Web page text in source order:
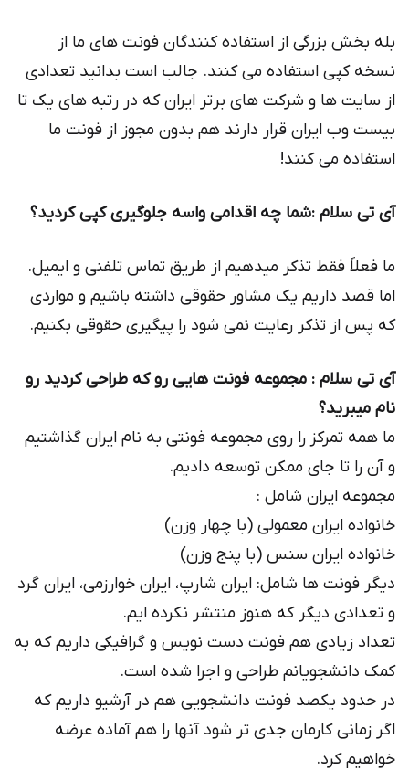
بله بخش بزرگی از استفاده کنندگان فونت های ما از
نسخه کپی استفاده می کنند. جالب است بدانید تعدادی
از سایت ها و شرکت های برتر ایران که در رتبه های یک تا
بیست وب ایران قرار دارند هم بدون مجوز از فونت ما
استفاده می کنند!
آی تی سلام :شما چه اقدامی واسه جلوگیری كپی كردید؟
ما فعلاً فقط تذکر میدهیم از طریق تماس تلفنی و ایمیل.
اما قصد داریم یک مشاور حقوقی داشته باشیم و مواردی
که پس از تذکر رعایت نمی شود را پیگیری حقوقی بکنیم.
آی تی سلام : مجموعه فونت هایی رو كه طراحی كردید رو
نام میبرید؟
ما همه تمرکز را روی مجموعه فونتی به نام ایران گذاشتیم
و آن را تا جای ممکن توسعه دادیم.
مجموعه ایران شامل :
خانواده ایران معمولی (با چهار وزن)
خانواده ایران سنس (با پنج وزن)
دیگر فونت ها شامل: ایران شارپ، ایران خوارزمی، ایران گرد
و تعدادی دیگر که هنوز منتشر نکرده ایم.
تعداد زیادی هم فونت دست نویس و گرافیکی داریم که به
کمک دانشجویانم طراحی و اجرا شده است.
در حدود یکصد فونت دانشجویی هم در آرشیو داریم که
اگر زمانی کارمان جدی تر شود آنها را هم آماده عرضه
خواهیم کرد.